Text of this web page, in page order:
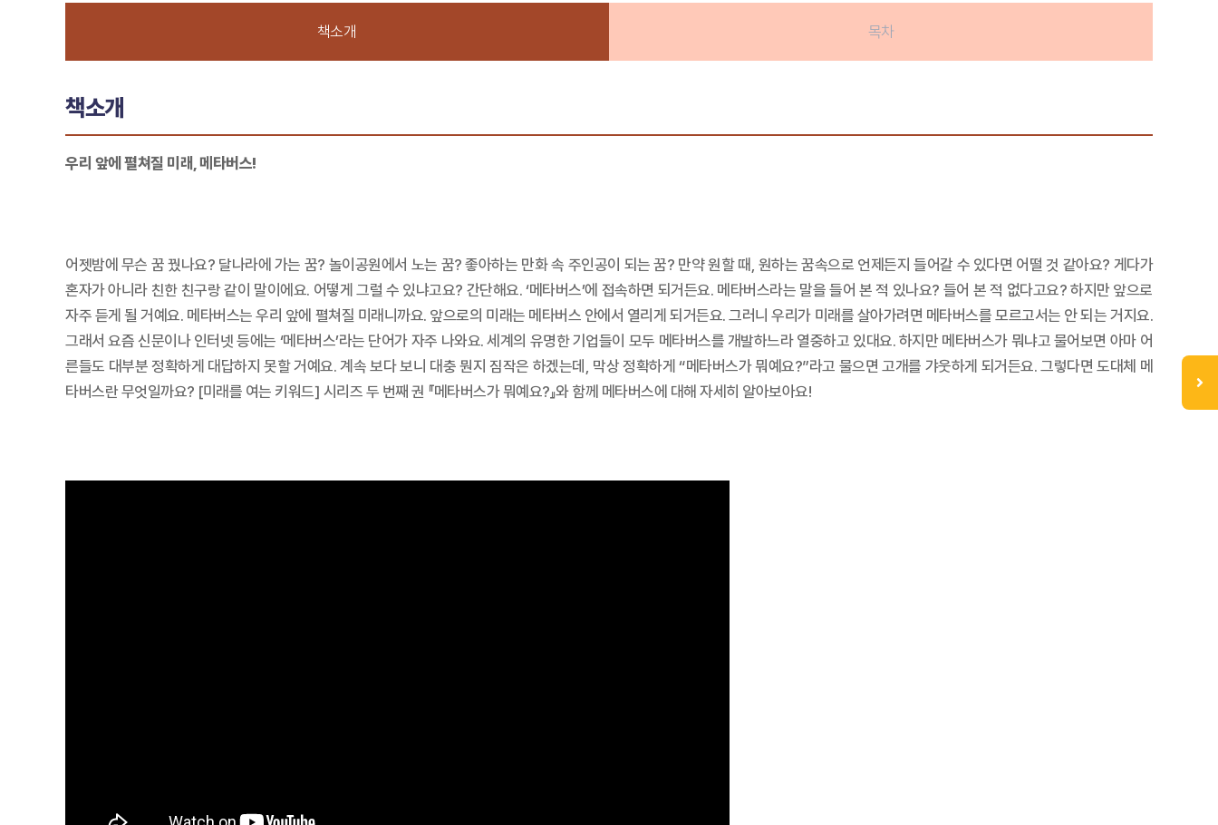
책소개 목차
책소개
우리 앞에 펼쳐질 미래, 메타버스!
어젯밤에 무슨 꿈 꿨나요? 달나라에 가는 꿈? 놀이공원에서 노는 꿈? 좋아하는 만화 속 주인공이 되는 꿈? 만약 원할 때, 원하는 꿈속으로 언제든지 들어갈 수 있다면 어떨 것 같아요? 게다가
혼자가 아니라 친한 친구랑 같이 말이에요. 어떻게 그럴 수 있냐고요? 간단해요. ‘메타버스’에 접속하면 되거든요. 메타버스라는 말을 들어 본 적 있나요? 들어 본 적 없다고요? 하지만 앞으로
자주 듣게 될 거예요. 메타버스는 우리 앞에 펼쳐질 미래니까요. 앞으로의 미래는 메타버스 안에서 열리게 되거든요. 그러니 우리가 미래를 살아가려면 메타버스를 모르고서는 안 되는 거지요.
그래서 요즘 신문이나 인터넷 등에는 ‘메타버스’라는 단어가 자주 나와요. 세계의 유명한 기업들이 모두 메타버스를 개발하느라 열중하고 있대요. 하지만 메타버스가 뭐냐고 물어보면 아마 어
른들도 대부분 정확하게 대답하지 못할 거예요. 계속 보다 보니 대충 뭔지 짐작은 하겠는데, 막상 정확하게 “메타버스가 뭐예요?”라고 물으면 고개를 갸웃하게 되거든요. 그렇다면 도대체 메
타버스란 무엇일까요? [미래를 여는 키워드] 시리즈 두 번째 권 『메타버스가 뭐예요?』와 함께 메타버스에 대해 자세히 알아보아요!